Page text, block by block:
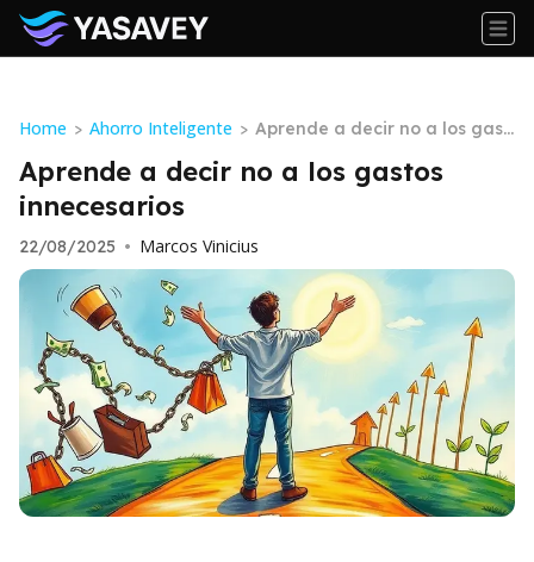
Home > Ahorro Inteligente > Aprende a decir no a los gast
os innecesarios
Aprende a decir no a los gastos
innecesarios
22/08/2025 • Marcos Vinicius